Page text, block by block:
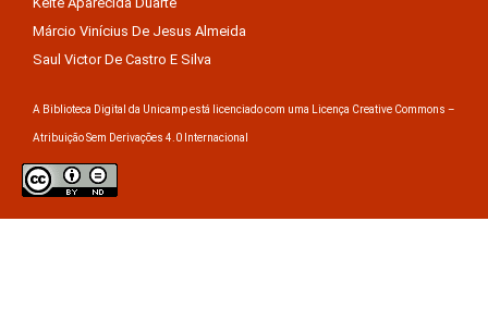
Márcio Vinícius De Jesus Almeida
Saul Victor De Castro E Silva
A Biblioteca Digital da Unicamp está licenciado com uma Licença Creative Commons –
Atribuição Sem Derivações 4.0 Internacional